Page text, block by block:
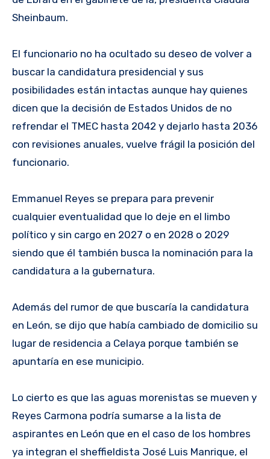
Sheinbaum.
El funcionario no ha ocultado su deseo de volver a
buscar la candidatura presidencial y sus
posibilidades están intactas aunque hay quienes
dicen que la decisión de Estados Unidos de no
refrendar el TMEC hasta 2042 y dejarlo hasta 2036
con revisiones anuales, vuelve frágil la posición del
funcionario.
Emmanuel Reyes se prepara para prevenir
cualquier eventualidad que lo deje en el limbo
político y sin cargo en 2027 o en 2028 o 2029
siendo que él también busca la nominación para la
candidatura a la gubernatura.
Además del rumor de que buscaría la candidatura
en León, se dijo que había cambiado de domicilio su
lugar de residencia a Celaya porque también se
apuntaría en ese municipio.
Lo cierto es que las aguas morenistas se mueven y
Reyes Carmona podría sumarse a la lista de
aspirantes en León que en el caso de los hombres
ya integran el sheffieldista José Luis Manrique, el